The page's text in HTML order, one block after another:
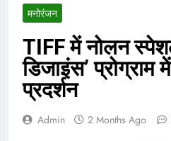
मनोरंजन
TIFF में नोलन
डिजाइंस’ प्रोग्राम
प्रदर्शन
Admin 2 Months Ago